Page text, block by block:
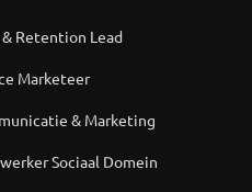
Retention Lead
Marketeer
& Marketing
Sociaal Domein